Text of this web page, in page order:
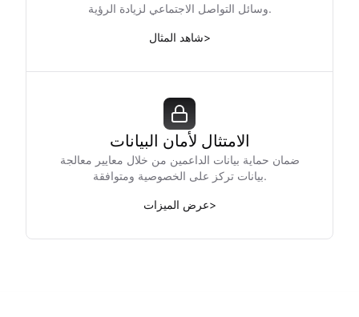
وسائل التواصل الاجتماعي لزيادة الرؤية.
شاهد المثال>
الامتثال لأمان البيانات
ضمان حماية بيانات الداعمين من خلال معايير معالجة
بيانات تركز على الخصوصية ومتوافقة.
عرض الميزات>